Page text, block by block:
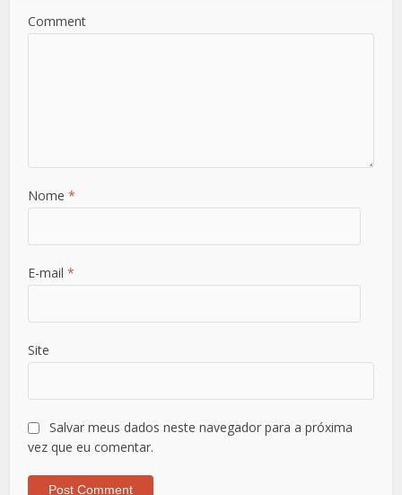
Comment
Nome*
E-mail*
Site
Salvar meus dados neste navegador para a próxima
vez que eu comentar.